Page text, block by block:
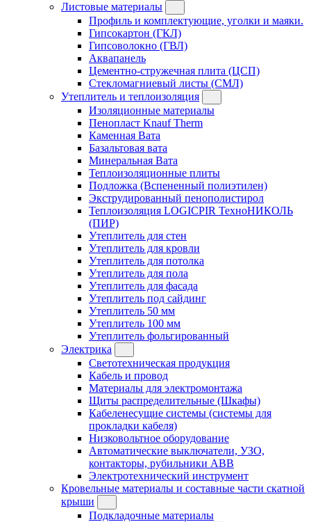
Листовые материалы
Профиль и комплектующие, уголки и маяки.
Гипсокартон (ГКЛ)
Гипсоволокно (ГВЛ)
Аквапанель
Цементно-стружечная плита (ЦСП)
Стекломагниевый листы (СМЛ)
Утеплитель и теплоизоляция
Изоляционные материалы
Пенопласт Knauf Therm
Каменная Вата
Базальтовая вата
Минеральная Вата
Теплоизоляционные плиты
Подложка (Вспененный полиэтилен)
Экструдированный пенополистирол
Теплоизоляция LOGICPIR ТехноНИКОЛЬ
(ПИР)
Утеплитель для стен
Утеплитель для кровли
Утеплитель для потолка
Утеплитель для пола
Утеплитель для фасада
Утеплитель под сайдинг
Утеплитель 50 мм
Утеплитель 100 мм
Утеплитель фольгированный
Электрика
Светотехническая продукция
Кабель и провод
Материалы для электромонтажа
Щиты распределительные (Шкафы)
Кабеленесущие системы (системы для
прокладки кабеля)
Низковольтное оборудование
Автоматические выключатели, УЗО,
контакторы, рубильники ABB
Электротехнический инструмент
Кровельные материалы и составные части скатной
крыши
Подкладочные материалы